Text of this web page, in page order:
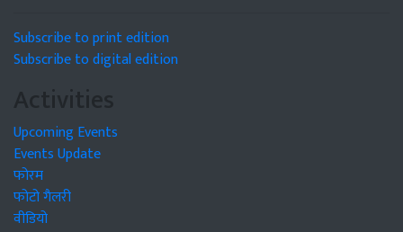
Subscribe to print edition
Subscribe to digital edition
Activities
Upcoming Events
Events Update
फोरम
फोटो गैलरी
वीडियो